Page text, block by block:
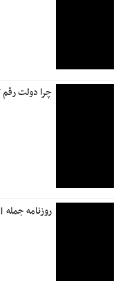
چرا دولت رقم
روزنامه جمله | ۷ مرداد ۱۴۰۵